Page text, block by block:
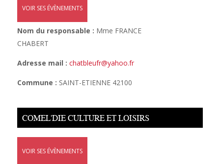
VOIR SES ÉVÈNEMENTS
Nom du responsable : Mme FRANCE
CHABERT
Adresse mail : chatbleufr@yahoo.fr
Commune : SAINT-ETIENNE 42100
COMEL'DIE CULTURE ET LOISIRS
VOIR SES ÉVÈNEMENTS